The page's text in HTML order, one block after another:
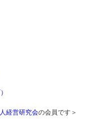
経営研究会の会員です＞